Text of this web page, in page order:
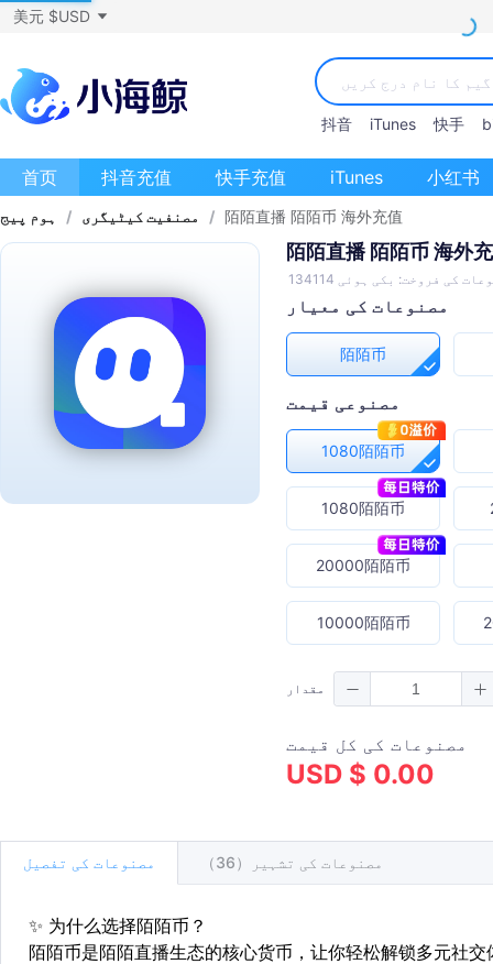
美元 $USD
抖音 iTunes 快手
首页 抖音充值 快手充值 iTunes 小红书
ہوم پیج / مصنفیت کیٹیگری / 陌陌直播 陌陌币 海外充值
陌陌直播 陌陌币 海外
کی فروخت: بکی ہوئی 134114
مصنوعات کی معیار
陌陌币
مصنوعی قیمت
1080陌陌币
1080陌陌币
20000陌陌币
10000陌陌币
مقدار
مصنوعات کی کل قیمت
USD $ 0.00
مصنوعات کی تفصیل مصنوعات کی تشہیر（36）
✨ 为什么选择陌陌币？
陌陌币是陌陌直播生态的核心货币，让你轻松解锁多元社